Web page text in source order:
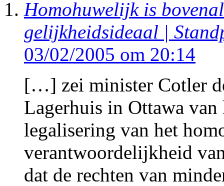
Homohuwelijk is bovenal
gelijkheidsideaal |
03/02/2005 om 20:14
[…] zei minister Cotler
Lagerhuis in Ottawa
legalisering van het
verantwoordelijkheid
dat de rechten van